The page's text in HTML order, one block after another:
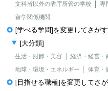
文科省以外の省庁所管の学校
専
留学関係機関
[学べる学問]を変更してさがす
[大分類]
生活・服飾・美容 経済・経営・
地球・環境・エネルギー
体育・
[目指せる職種]を変更してさ